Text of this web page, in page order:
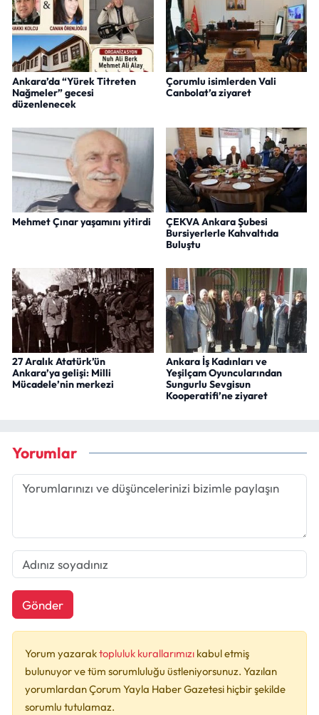
Ankara’da “Yürek Titreten
Nağmeler” gecesi
düzenlenecek
Çorumlu isimlerden Vali
Canbolat’a ziyaret
Mehmet Çınar yaşamını yitirdi
ÇEKVA Ankara Şubesi
Bursiyerlerle Kahvaltıda
Buluştu
27 Aralık Atatürk’ün
Ankara’ya gelişi: Milli
Mücadele’nin merkezi
Ankara İş Kadınları ve
Yeşilçam Oyuncularından
Sungurlu Sevgisun
Kooperatifi’ne ziyaret
Yorumlar
Gönder
Yorum yazaraktopluluk kurallarımızı kabul etmiş
bulunuyor ve tüm sorumluluğu üstleniyorsunuz. Yazılan
yorumlardan Çorum Yayla Haber Gazetesi hiçbir şekilde
sorumlu tutulamaz.